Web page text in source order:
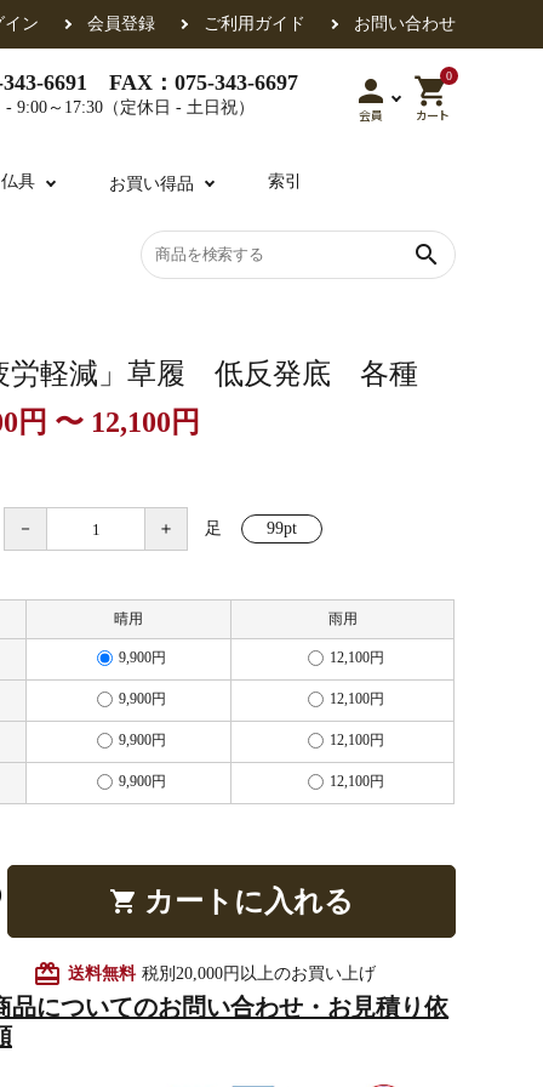
イン 会員登録 ご利用ガイド お問い合わせ
6691 FAX：075-343-6697
9:00～17:30（定休日 - 土日祝） person
会員
0
shopping_cart
カート
各派共通
得度・中仏用品
仏具 讃佛歌掛図
山号額・寄進額・定紋
掲示板・屋外用品・金
物
具 お買い得品 索引
search
労軽減」草履 低反発底 各種
円 〜 12,100円
－ ＋ 足 99pt
晴用 雨用
9,900円 12,100円
9,900円 12,100円
9,900円 12,100円
9,900円 12,100円
shopping_cart カートに入れる
card_giftcard 送料無料 税別20,000円以上のお買い上げ
品についてのお問い合わせ・お見積り依